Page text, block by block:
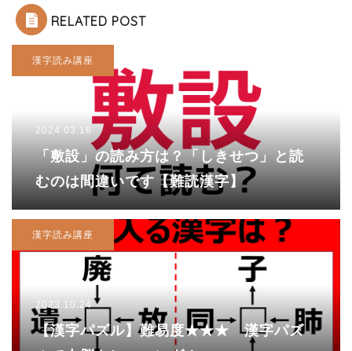
RELATED POST
漢字読み講座
2024.03.16
「敷設」の読み方は？「しきせつ」と読
むのは間違いです【難読漢字】
漢字読み講座
2023.10.24
【漢字パズル】難易度★★★ 漢字パズ